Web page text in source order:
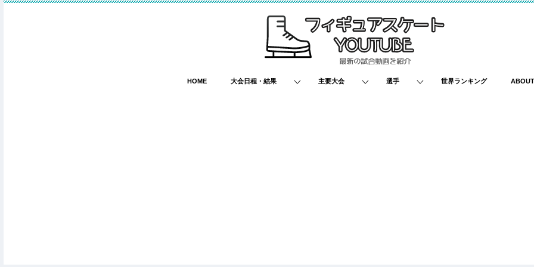
HOME 大会日程・結果 主要大会 選手 世界ランキング